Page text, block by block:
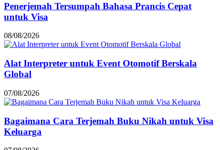
Penerjemah Tersumpah Bahasa Prancis Cepat
untuk Visa
08/08/2026
Alat Interpreter untuk Event Otomotif Berskala
Global
07/08/2026
Bagaimana Cara Terjemah Buku Nikah untuk Visa
Keluarga